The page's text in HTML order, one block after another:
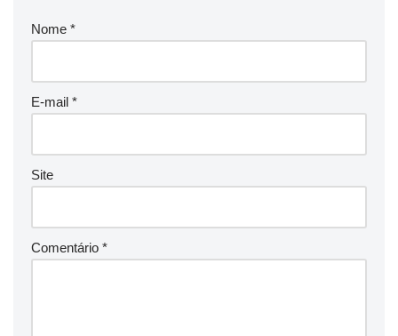
Nome *
E-mail *
Site
Comentário *